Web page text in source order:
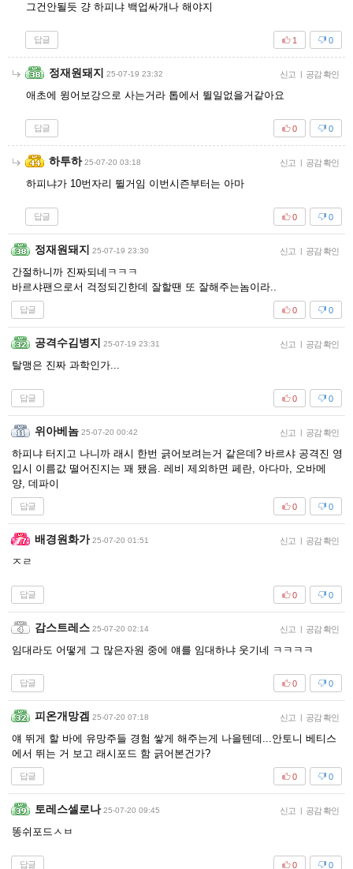
그건안될듯 걍 하피냐 백업싸개나 해야지
답글 0
1
정재원돼지 25-07-19 23:32 신고 | 공감 확인
애초에 윙어보강으로 사는거라 톱에서 뛸일없을거같아요
답글 0
0
하투하 25-07-20 03:18 신고 | 공감 확인
하피냐가 10번자리 뛸거임 이번시즌부터는 아마
답글 0
0
정재원돼지 25-07-19 23:30 신고 | 공감 확인
간절하니까 진짜되네ㅋㅋㅋ
바르샤팬으로서 걱정되긴한데 잘할땐 또 잘해주는놈이라..
답글 0
0
공격수김병지 25-07-19 23:31 신고 | 공감 확인
탈맹은 진짜 과학인가...
답글 0
0
위아베놈 25-07-20 00:42 신고 | 공감 확인
하피냐 터지고 나니까 래시 한번 긁어보려는거 같은데? 바르샤 공격진 영
입시 이름값 떨어진지는 꽤 됐음. 레비 제외하면 페란, 아다마, 오바메
양, 데파이
답글 0
0
배경원화가 25-07-20 01:51 신고 | 공감 확인
ㅈㄹ
답글 0
0
감스트레스 25-07-20 02:14 신고 | 공감 확인
임대라도 어떻게 그 많은자원 중에 얘를 임대하냐 웃기네 ㅋㅋㅋㅋ
답글 0
0
피온개망겜 25-07-20 07:18 신고 | 공감 확인
얘 뛰게 할 바에 유망주들 경험 쌓게 해주는게 나을텐데...안토니 베티스
에서 뛰는 거 보고 래시포드 함 긁어본건가?
답글 0
0
토레스셀로나 25-07-20 09:45 신고 | 공감 확인
똥쉬포드ㅅㅂ
답글 0
0